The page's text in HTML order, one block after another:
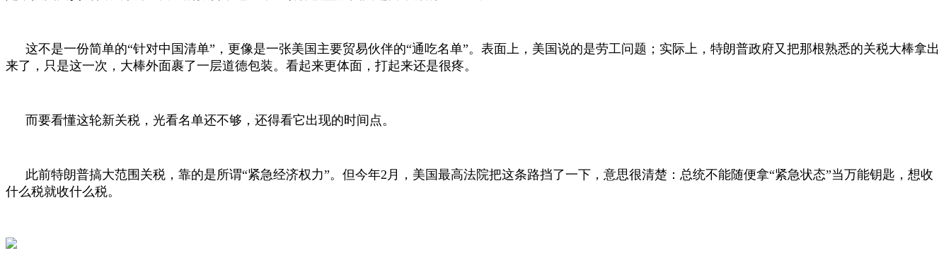
这不是一份简单的“针对中国清单”，更像是一张美国主要贸易伙伴的“通吃名单”。表面上，美国说的是劳工问题；实际上，特朗普政府又把那根熟悉的关税大棒拿出
来了，只是这一次，大棒外面裹了一层道德包装。看起来更体面，打起来还是很疼。
而要看懂这轮新关税，光看名单还不够，还得看它出现的时间点。
此前特朗普搞大范围关税，靠的是所谓“紧急经济权力”。但今年2 月，美国最高法院把这条路挡了一下，意思很清楚：总统不能随便拿“紧急状态”当万能钥匙，想收
什么税就收什么税。